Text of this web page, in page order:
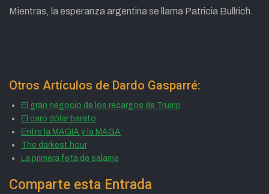
Mientras, la esperanza argentina se llama Patricia Bullrich.
Otros Artículos de Dardo Gasparré:
El gran negocio de los recargos de Trump
El caro dólar barato
Entre la MAGIA y la MAGA
The darkest hour
La primera feta de salame
Comparte esta Entrada